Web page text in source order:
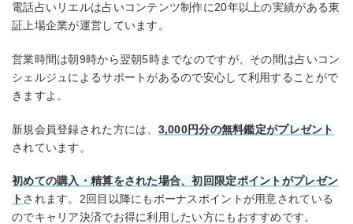
電話占いリエルは占いコンテンツ制作に20年以上の実績がある東
証上場企業が運営しています。
営業時間は朝9時から翌朝5時までなのですが、その間は占いコン
シェルジュによるサポートがあるので安心して利用することがで
きますよ。
新規会員登録された方には、 3,000円分の無料鑑定がプレゼント
されています。
初めての購入・精算をされた場合、初回限定ポイントがプレゼン
トされます。2回目以降にもボーナスポイントが用意されている
のでキャリア決済でお得に利用したい方にもおすすめです。